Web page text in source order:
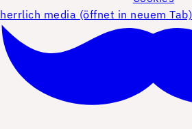
herrlich media (öffnet in neuem Tab)